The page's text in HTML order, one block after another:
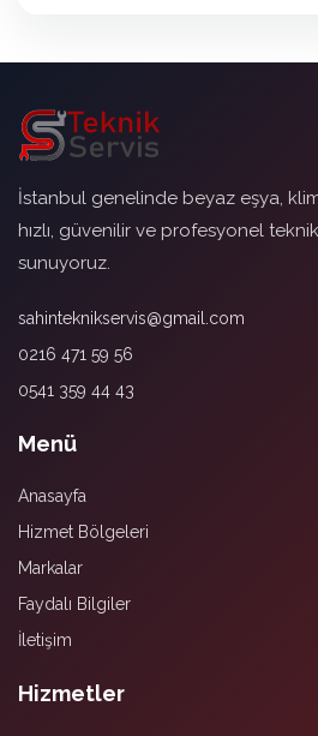
İstanbul genelinde beyaz eşya,
hızlı, güvenilir ve profesyonel
sunuyoruz.
sahinteknikservis@gmail.com
0216 471 59 56
0541 359 44 43
Menü
Anasayfa
Hizmet Bölgeleri
Markalar
Faydalı Bilgiler
İletişim
Hizmetler